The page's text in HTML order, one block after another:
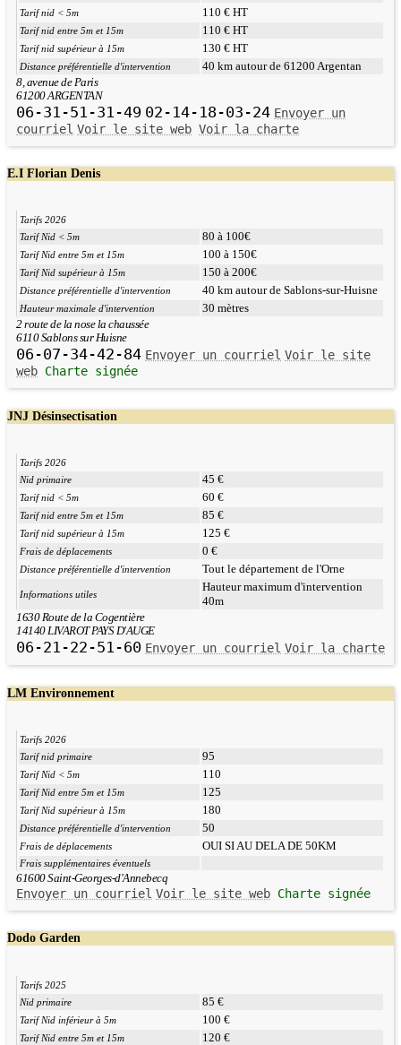
Tarif nid < 5m 110 € HT
Tarif nid entre 5m et 15m 110 € HT
Tarif nid supérieur à 15m 130 € HT
Distance préférentielle d'intervention 40 km autour de 61200 Argentan
8, avenue de Paris
61200 ARGENTAN
06-31-51-31-49 02-14-18-03-24 Envoyer un
courriel Voir le site web Voir la charte
E.I Florian Denis
Tarifs 2026
Tarif Nid < 5m
80 à 100€
Tarif Nid entre 5m et 15m 100 à 150€
Tarif Nid supérieur à 15m 150 à 200€
Distance préférentielle d'intervention 40 km autour de Sablons-sur-Huisne
Hauteur maximale d'intervention 30 mètres
2 route de la nose la chaussée
6110 Sablons sur Huisne
06-07-34-42-84 Envoyer un courriel Voir le site
web Charte signée
JNJ Désinsectisation
Tarifs 2026
Nid primaire
45 €
Tarif nid < 5m 60 €
Tarif nid entre 5m et 15m 85 €
Tarif nid supérieur à 15m 125 €
Frais de déplacements 0 €
Distance préférentielle d'intervention Tout le département de l'Orne
Informations utiles
Hauteur maximum d'intervention
40m
1630 Route de la Cogentière
14140 LIVAROT PAYS D'AUGE
06-21-22-51-60 Envoyer un courriel Voir la charte
LM Environnement
Tarifs 2026
Tarif nid primaire
95
Tarif Nid < 5m 110
Tarif Nid entre 5m et 15m 125
Tarif Nid supérieur à 15m 180
Distance préférentielle d'intervention 50
Frais de déplacements OUI SI AU DELA DE 50KM
Frais supplémentaires éventuels
61600 Saint-Georges-d'Annebecq
Envoyer un courriel Voir le site web Charte signée
Dodo Garden
Tarifs 2025
Nid primaire
85 €
Tarif Nid inférieur à 5m 100 €
Tarif Nid entre 5m et 15m 120 €